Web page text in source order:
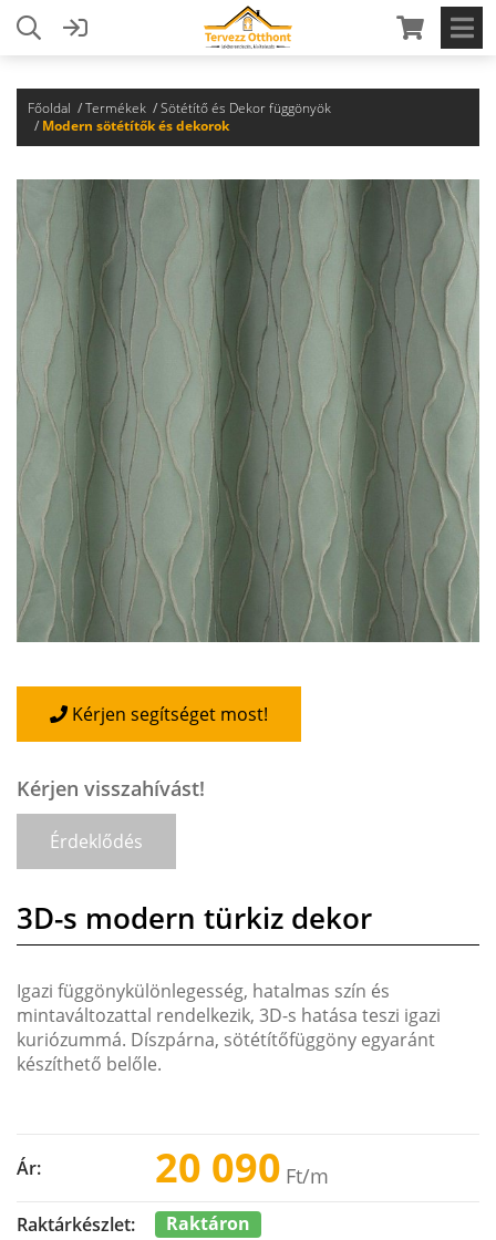
Főoldal Termékek
Sötétítő és Dekor függönyök
Modern sötétítők és dekorok
Kérjen segítséget most!
Kérjen visszahívást!
Érdeklődés
3D-s modern türkiz dekor
Igazi függönykülönlegesség, hatalmas szín és
mintaváltozattal rendelkezik, 3D-s hatása teszi igazi
kuriózummá. Díszpárna, sötétítőfüggöny egyaránt
készíthető belőle.
Ár: 20 090 Ft/m
Raktárkészlet: Raktáron